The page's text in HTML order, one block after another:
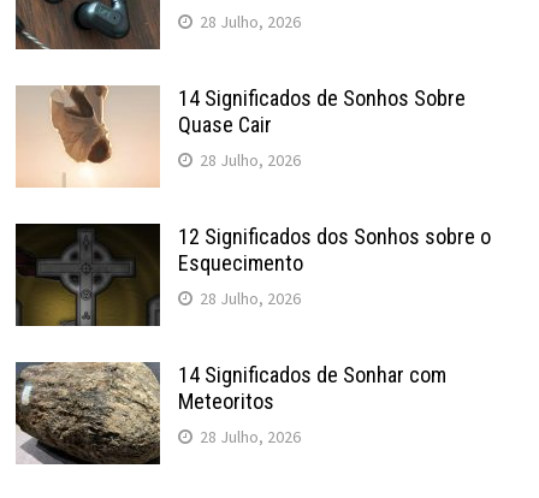
28 Julho, 2026
14 Significados de Sonhos Sobre
Quase Cair
28 Julho, 2026
12 Significados dos Sonhos sobre o
Esquecimento
28 Julho, 2026
14 Significados de Sonhar com
Meteoritos
28 Julho, 2026